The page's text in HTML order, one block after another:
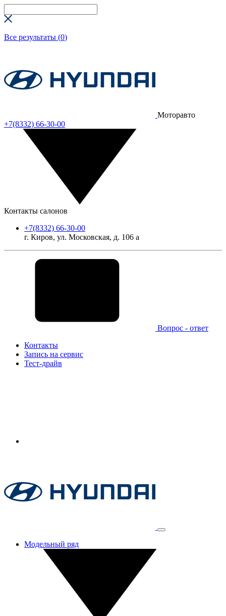
Все результаты (0)
Моторавто
+7(8332) 66-30-00
Контакты салонов
+7(8332) 66-30-00
г. Киров, ул. Московская, д. 106 а
Вопрос - ответ
Контакты
Запись на сервис
Тест-драйв
Модельный ряд